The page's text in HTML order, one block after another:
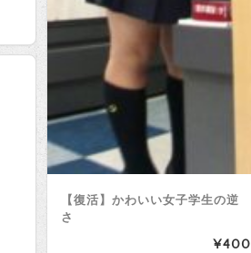
【復活】かわいい女子学生の逆
さ
¥400